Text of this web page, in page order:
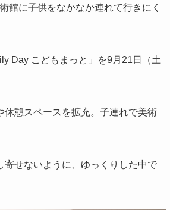
館に子供をなかなか連れて行きにく
Day こどもまっと」を9月21日（土
憩スペースを拡充。子連れで美術
せないように、ゆっくりした中で